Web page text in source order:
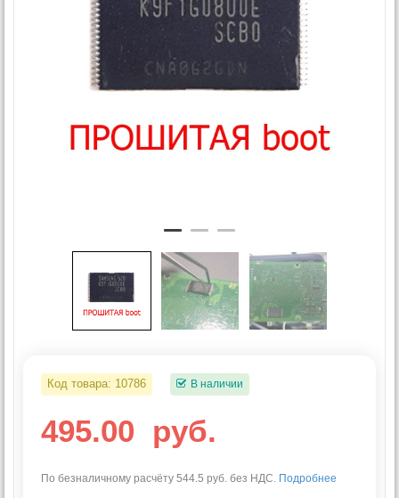
Код товара: 10786 В наличии
495.00 руб.
По безналичному расчёту 544.5 руб. без НДС. Подробнее